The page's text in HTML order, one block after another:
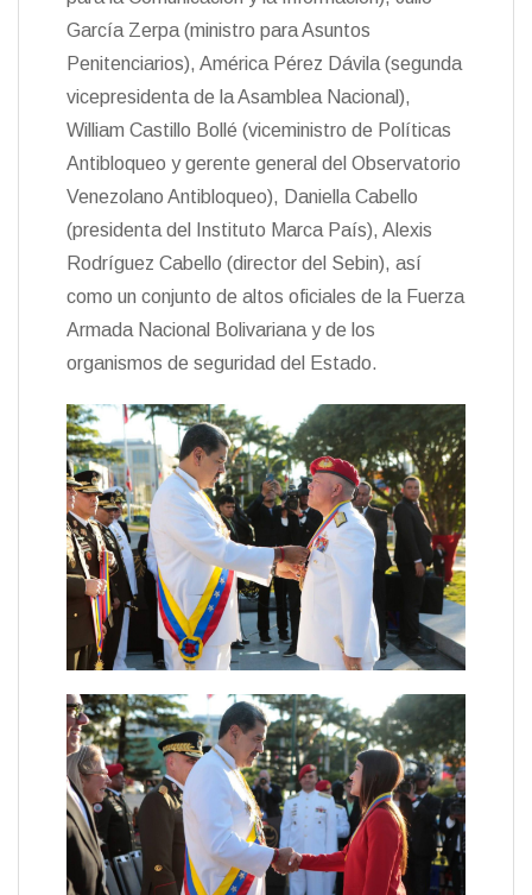
García Zerpa (ministro para Asuntos
Penitenciarios), América Pérez Dávila (segunda
vicepresidenta de la Asamblea Nacional),
William Castillo Bollé (viceministro de Políticas
Antibloqueo y gerente general del Observatorio
Venezolano Antibloqueo), Daniella Cabello
(presidenta del Instituto Marca País), Alexis
Rodríguez Cabello (director del Sebin), así
como un conjunto de altos oficiales de la Fuerza
Armada Nacional Bolivariana y de los
organismos de seguridad del Estado.